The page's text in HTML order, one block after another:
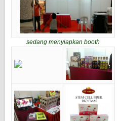
sedang menyiapkan booth